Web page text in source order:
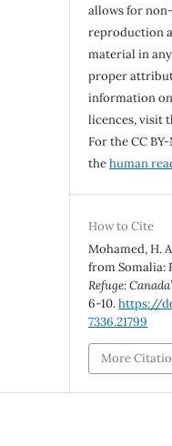
allows for
reproduction
material in
proper
information
licences, visit
For the CC
thehuman
How to Cite
Mohamed, H.
from Somalia:
Refuge:
6-10.https://
7336.21799
More